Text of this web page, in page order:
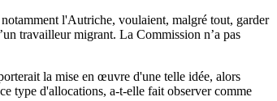
l'Autriche, voulaient, malgré tout, garder
travailleur migrant. La Commission n’a pas
la mise en œuvre d'une telle idée, alors
type d'allocations, a-t-elle fait observer comme